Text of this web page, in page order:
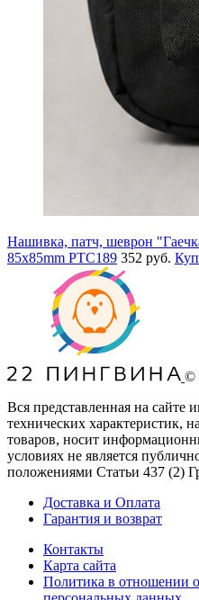
Нашивка, патч, шеврон
85x85mm PTC189 352 руб.
©
Вся представленная на сайте
технических характеристик,
товаров, носит
условиях не является
положениями Статьи 437 (2)
Доставка и Оплата
Гарантия и возврат
Контакты
Карта сайта
Политика в отношении